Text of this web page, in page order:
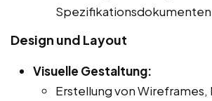
Design und Layout
Visuelle Gestaltung:
Erstellung von Wireframes,